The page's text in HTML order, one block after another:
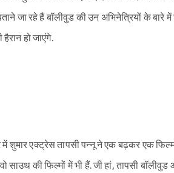
जा रहे हैं बॉलीवुड की उन अभिनेत्रियों के बारे में
हो जाएंगे.
शुमार एक्ट्रेस तापसी पन्नू ने एक बढ़कर एक
साउथ की फिल्मों में भी हैं. जी हां, तापसी